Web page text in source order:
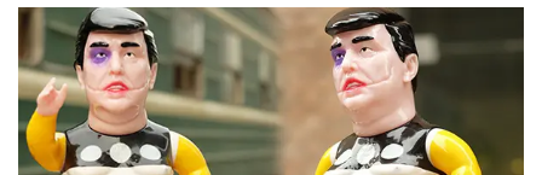
正在发售 2018/04/24
MILK CARGO — RED HOT STYLE × 老夫